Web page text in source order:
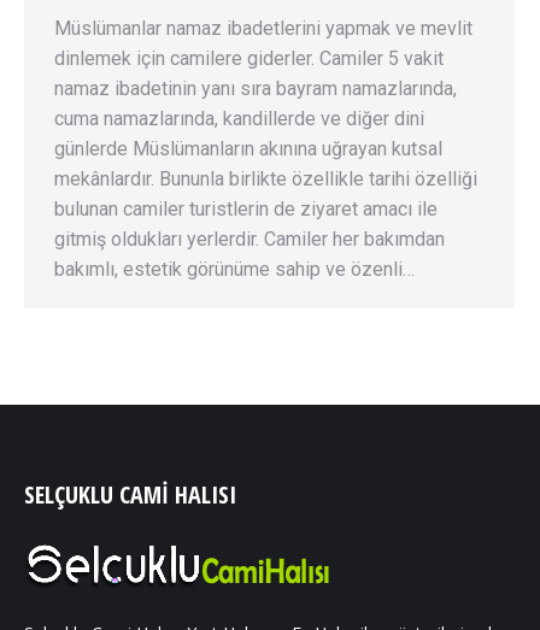
Müslümanlar namaz ibadetlerini yapmak ve mevlit
dinlemek için camilere giderler. Camiler 5 vakit
namaz ibadetinin yanı sıra bayram namazlarında,
cuma namazlarında, kandillerde ve diğer dini
günlerde Müslümanların akınına uğrayan kutsal
mekânlardır. Bununla birlikte özellikle tarihi özelliği
bulunan camiler turistlerin de ziyaret amacı ile
gitmiş oldukları yerlerdir. Camiler her bakımdan
bakımlı, estetik görünüme sahip ve özenli…
SELÇUKLU CAMI HALISI